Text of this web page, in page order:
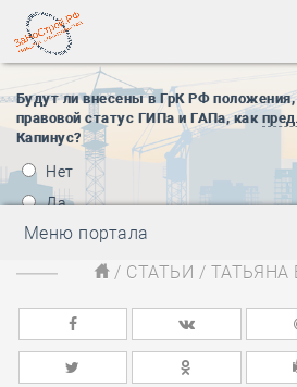
Будут ли внесены в ГрК РФ
правовой статус ГИПа и ГАПа, как
Капинус?
Нет
Да
Меню портала
/ СТАТЬИ /